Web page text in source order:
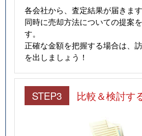
各会社から、査定結果が届きます
同時に売却方法についての提案
す。
正確な金額を把握する場合は、
を出しましょう！
STEP3 比較＆検討す